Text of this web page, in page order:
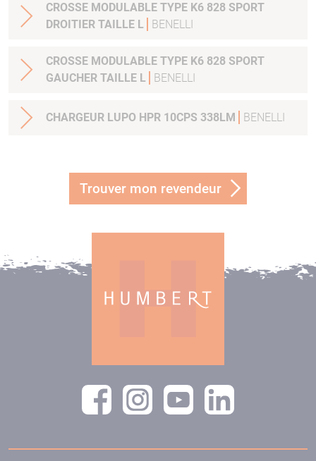
CROSSE MODULABLE TYPE K6 828 SPORT
DROITIER TAILLE L
BENELLI
CROSSE MODULABLE TYPE K6 828 SPORT
GAUCHER TAILLE L
BENELLI
CHARGEUR LUPO HPR 10CPS 338LM BENELLI
Trouver mon revendeur